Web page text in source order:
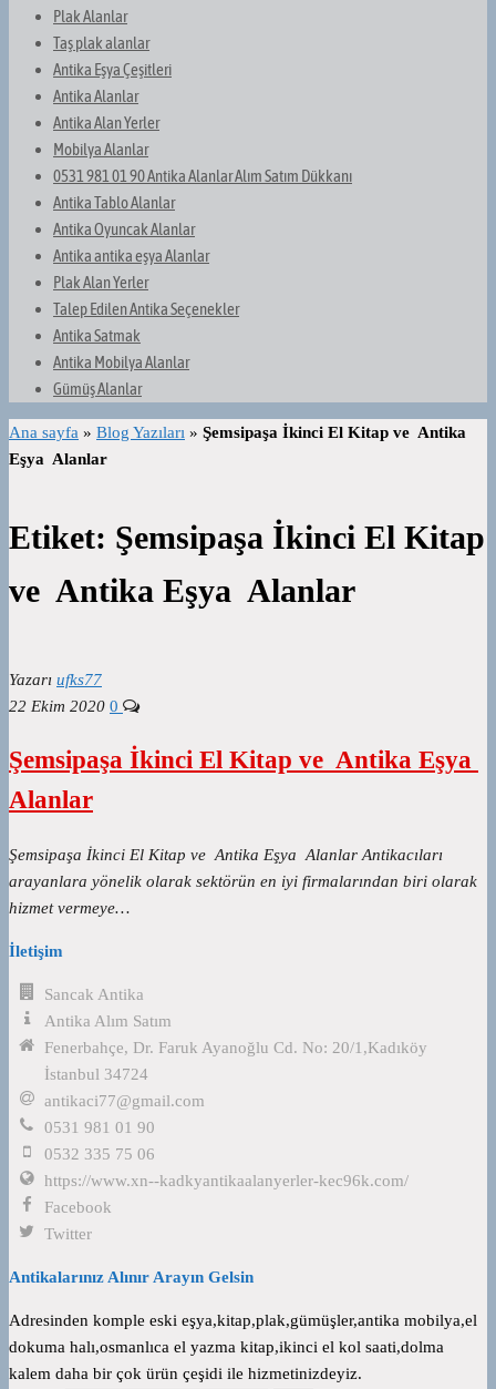
Plak Alanlar
Taş plak alanlar
Antika Eşya Çeşitleri
Antika Alanlar
Antika Alan Yerler
Mobilya Alanlar
0531 981 01 90 Antika Alanlar Alım Satım Dükkanı
Antika Tablo Alanlar
Antika Oyuncak Alanlar
Antika antika eşya Alanlar
Plak Alan Yerler
Talep Edilen Antika Seçenekler
Antika Satmak
Antika Mobilya Alanlar
Gümüş Alanlar
Ana sayfa » Blog Yazıları » Şemsipaşa İkinci El Kitap ve Antika
Eşya Alanlar
Etiket: Şemsipaşa İkinci El Kitap
ve Antika Eşya Alanlar
Yazarı ufks77
22 Ekim 2020 0
Şemsipaşa İkinci El Kitap ve Antika Eşya
Alanlar
Şemsipaşa İkinci El Kitap ve Antika Eşya Alanlar Antikacıları
arayanlara yönelik olarak sektörün en iyi firmalarından biri olarak
hizmet vermeye…
İletişim
Sancak Antika
Antika Alım Satım
Fenerbahçe, Dr. Faruk Ayanoğlu Cd. No: 20/1,Kadıköy
İstanbul 34724
antikaci77@gmail.com
0531 981 01 90
0532 335 75 06
https://www.xn--kadkyantikaalanyerler-kec96k.com/
Facebook
Twitter
Antikalarınız Alınır Arayın Gelsin
Adresinden komple eski eşya,kitap,plak,gümüşler,antika mobilya,el
dokuma halı,osmanlıca el yazma kitap,ikinci el kol saati,dolma
kalem daha bir çok ürün çeşidi ile hizmetinizdeyiz.